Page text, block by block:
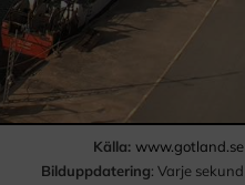
Källa: www.gotland.se
Bilduppdatering: Varje sekund